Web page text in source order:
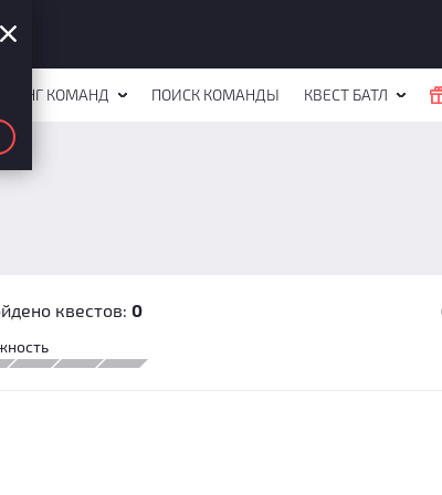
КОМАНД ПОИСК КОМАНДЫ КВЕСТ БАТЛ
квестов:0